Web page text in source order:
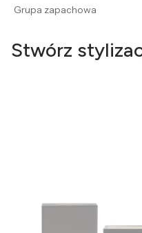
Grupa zapachowa
Stwórz